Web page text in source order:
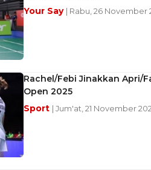
Your Say | Rabu, 26 November
Rachel/Febi Jinakkan Apri/
Open 2025
Sport | Jum'at, 21 November